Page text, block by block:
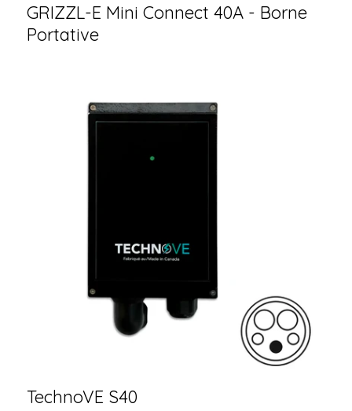
GRIZZL-E Mini Connect 40A - Borne
Portative
TechnoVE S40